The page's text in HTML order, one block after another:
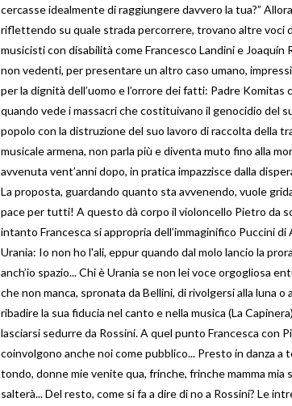
cercasse idealmente di raggiungere davvero la tua?” Allora
riflettendo su quale strada percorrere, trovano altre voci
musicisti con disabilità come Francesco Landini e Joaquín
non vedenti, per presentare un altro caso umano,
per la dignità dell’uomo e l’orrore dei fatti: Padre Komitas
quando vede i massacri che costituivano il genocidio del
popolo con la distruzione del suo lavoro di raccolta della
musicale armena, non parla più e diventa muto fino alla
avvenuta vent’anni dopo, in pratica impazzisce dalla
La proposta, guardando quanto sta avvenendo, vuole
pace per tutti! A questo dà corpo il violoncello Pietro da
intanto Francesca si appropria dell’immaginifico Puccini di
Urania: Io non ho l'ali, eppur quando dal molo lancio la
anch’io spazio... Chi è Urania se non lei voce orgogliosa
che non manca, spronata da Bellini, di rivolgersi alla luna o
ribadire la sua fiducia nel canto e nella musica (La
lasciarsi sedurre da Rossini. A quel punto Francesca con
coinvolgono anche noi come pubblico... Presto in danza a
tondo, donne mie venite qua, frinche, frinche mamma mia
salterà... Del resto, come si fa a dire di no a Rossini? Le